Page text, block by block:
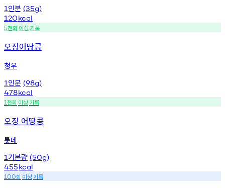
1 인분 (35g)
120kcal
5천회 이상기록
오징어땅콩
청우
1 인분 (98g)
478kcal
1천회 이상기록
오징 어땅콩
롯데
1 기본량 (50g)
455kcal
100회 이상기록